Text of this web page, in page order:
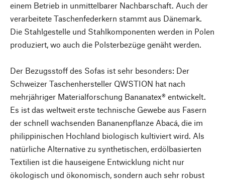
einem Betrieb in unmittelbarer Nachbarschaft. Auch der
verarbeitete Taschenfederkern stammt aus Dänemark.
Die Stahlgestelle und Stahlkomponenten werden in Polen
produziert, wo auch die Polsterbezüge genäht werden.
Der Bezugsstoff des Sofas ist sehr besonders: Der
Schweizer Taschenhersteller QWSTION hat nach
mehrjähriger Materialforschung Bananatex® entwickelt.
Es ist das weltweit erste technische Gewebe aus Fasern
der schnell wachsenden Bananenpflanze Abacá, die im
philippinischen Hochland biologisch kultiviert wird. Als
natürliche Alternative zu synthetischen, erdölbasierten
Textilien ist die hauseigene Entwicklung nicht nur
ökologisch und ökonomisch, sondern auch sehr robust